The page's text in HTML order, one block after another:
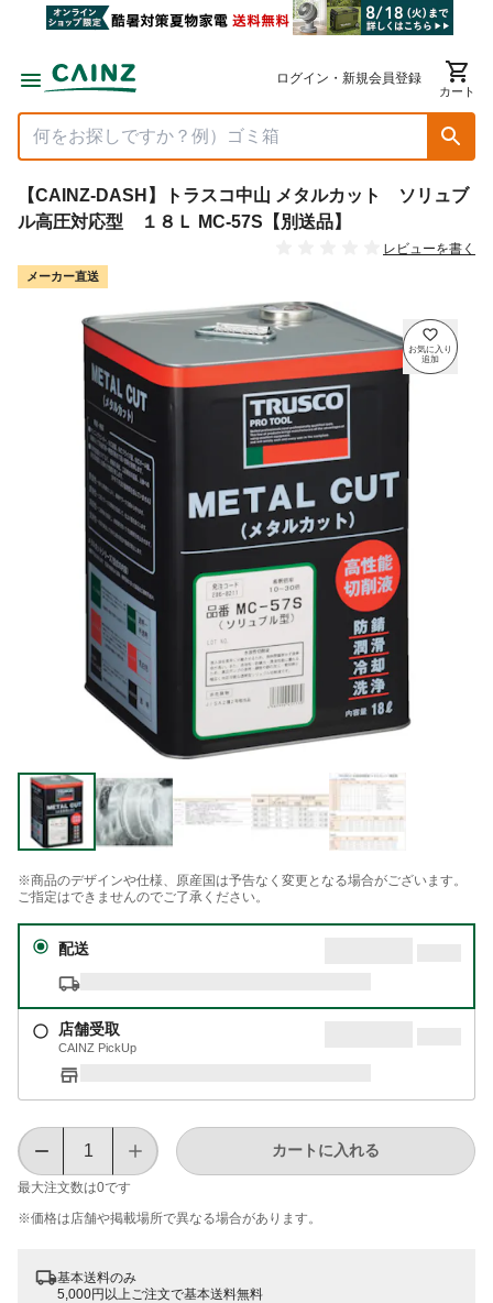
ログイン・新規会員登録
カート
【CAINZ-DASH】トラスコ中山 メタルカット ソリュブ
ル高圧対応型 １８Ｌ MC-57S【別送品】
レビューを書く
メーカー直送
※商品のデザインや仕様、原産国は予告なく変更となる場合がございます。
ご指定はできませんのでご了承ください。
配送
店舗受取
CAINZ PickUp
最大注文数は0です
カートに入れる
※価格は​店舗や​掲載場所で​異なる​場合が​あります。
基本送料のみ
5,000円以上ご注文で基本送料無料